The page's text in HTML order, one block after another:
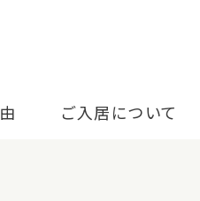
ご入居について